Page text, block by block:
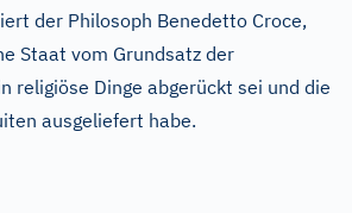
der Philosoph Benedetto Croce,
Staat vom Grundsatz der
religiöse Dinge abgerückt sei und die
ausgeliefert habe.